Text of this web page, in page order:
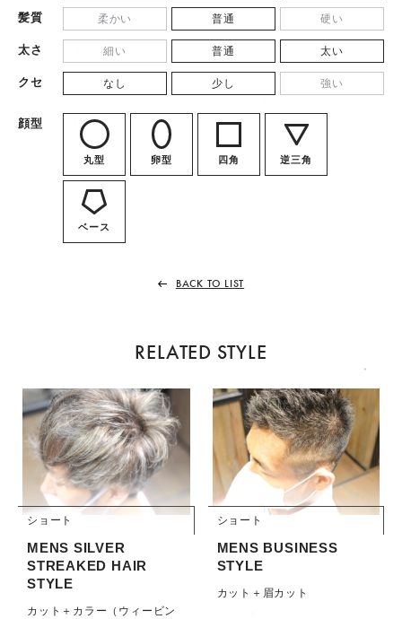
髪質 柔かい 普通 硬い
太さ 細い 普通 太い
クセ なし 少し 強い
顔型
丸型 卵型 四角 逆三角
ベース
BACK TO LIST
RELATED STYLE
ショート
MENS SILVER
STREAKED HAIR
STYLE
カット＋カラー（ウィービン
ショート
MENS BUSINESS
STYLE
カット＋眉カット